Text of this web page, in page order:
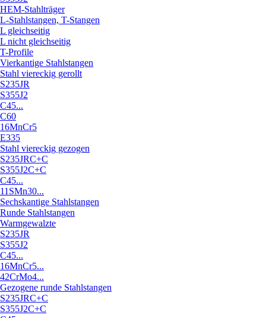
HEM-Stahlträger
L-Stahlstangen, T-Stangen
L gleichseitig
L nicht gleichseitig
T-Profile
Vierkantige Stahlstangen
Stahl viereckig gerollt
S235JR
S355J2
C45...
C60
16MnCr5
E335
Stahl viereckig gezogen
S235JRC+C
S355J2C+C
C45...
11SMn30...
Sechskantige Stahlstangen
Runde Stahlstangen
Warmgewalzte
S235JR
S355J2
C45...
16MnCr5...
42CrMo4...
Gezogene runde Stahlstangen
S235JRC+C
S355J2C+C